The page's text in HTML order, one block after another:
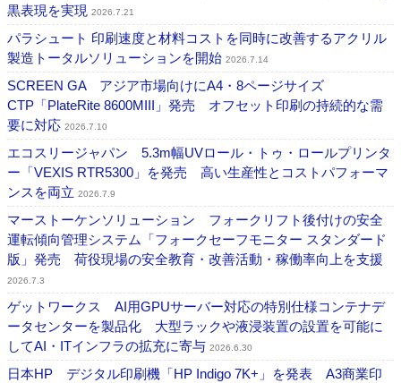
黒表現を実現 2026.7.21
パラシュート 印刷速度と材料コストを同時に改善するアクリル
製造トータルソリューションを開始 2026.7.14
SCREEN GA アジア市場向けにA4・8ページサイズ
CTP「PlateRite 8600MIII」発売 オフセット印刷の持続的な需
要に対応 2026.7.10
エコスリージャパン 5.3m幅UVロール・トゥ・ロールプリンタ
ー「VEXIS RTR5300」を発売 高い生産性とコストパフォーマ
ンスを両立 2026.7.9
マーストーケンソリューション フォークリフト後付けの安全
運転傾向管理システム「フォークセーフモニター スタンダード
版」発売 荷役現場の安全教育・改善活動・稼働率向上を支援
2026.7.3
ゲットワークス AI用GPUサーバー対応の特別仕様コンテナデ
ータセンターを製品化 大型ラックや液浸装置の設置を可能に
してAI・ITインフラの拡充に寄与 2026.6.30
日本HP デジタル印刷機「HP Indigo 7K+」を発表 A3商業印